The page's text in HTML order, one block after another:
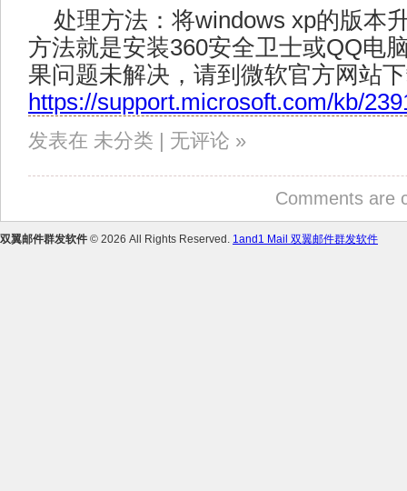
处理方法：将windows xp的版本
方法就是安装360安全卫士或QQ电
果问题未解决，请到微软官方网站
https://support.microsoft.com/kb/
发表在 未分类 | 无评论 »
Comments are
双翼邮件群发软件 © 2026 All Rights Reserved. 1and1 Mail 双翼邮件群发软件